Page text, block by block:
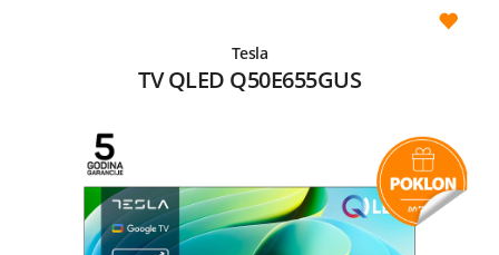
Tesla
TV QLED Q50E655GUS